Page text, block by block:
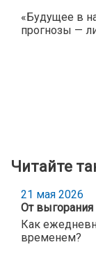
«Будущее в
прогнозы —
Читайте
21 мая 2026
От выгорания
Как
временем?